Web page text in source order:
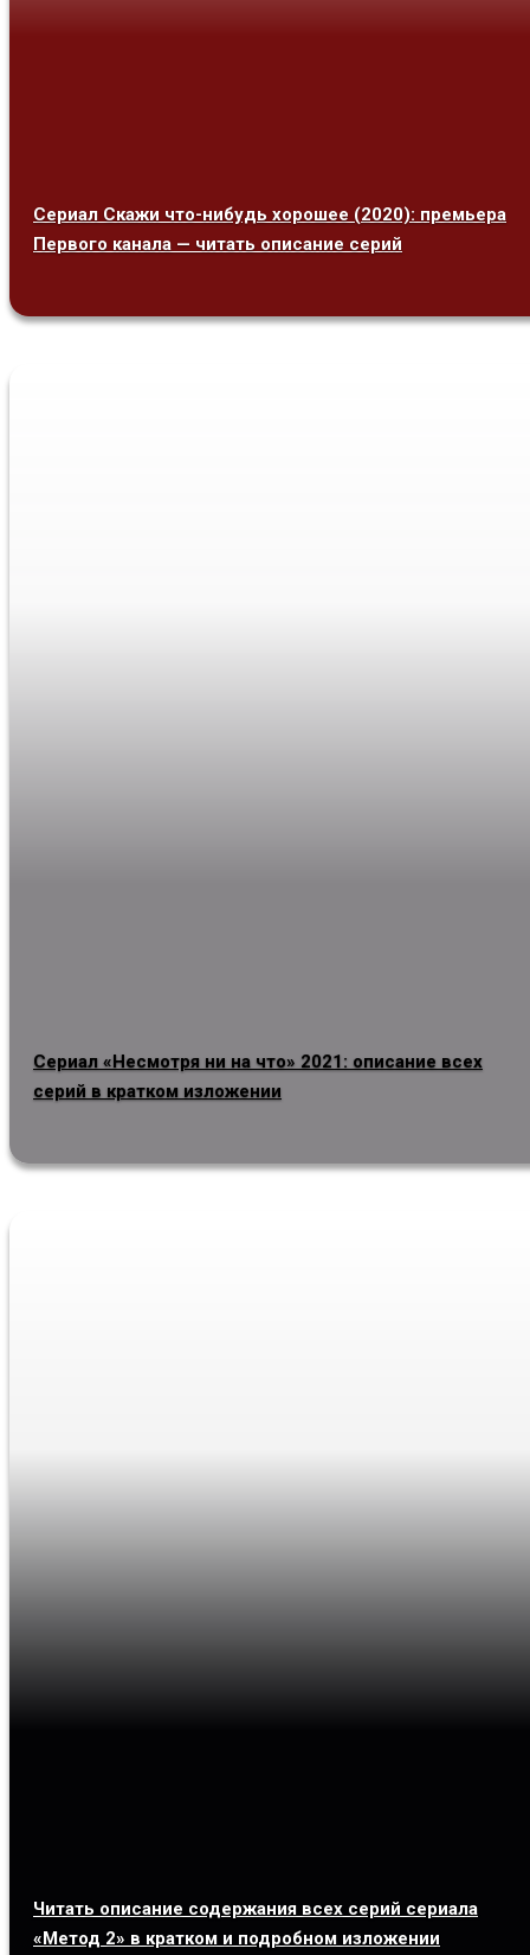
Сериал Скажи что-нибудь хорошее (2020): премьера
Первого канала — читать описание серий
Сериал «Несмотря ни на что» 2021: описание всех
серий в кратком изложении
Читать описание содержания всех серий сериала
«Метод 2» в кратком и подробном изложении